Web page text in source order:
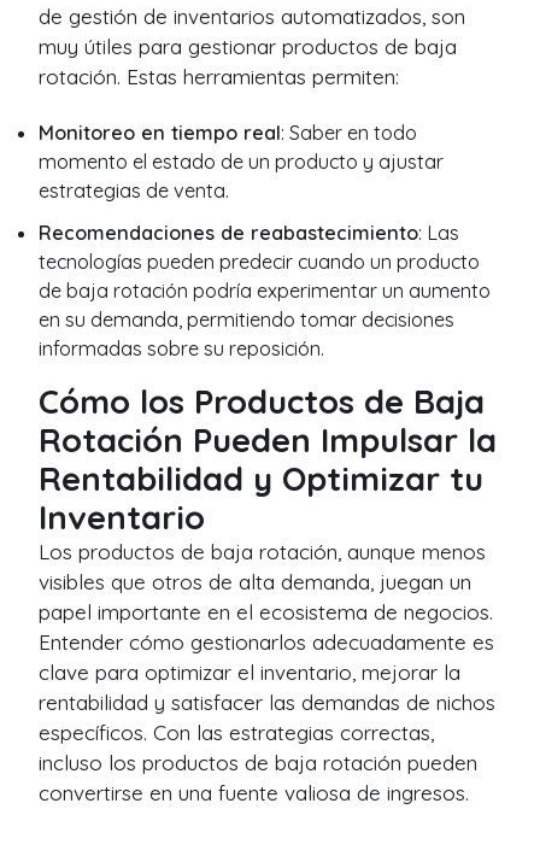
de gestión de inventarios automatizados, son
muy útiles para gestionar productos de baja
rotación. Estas herramientas permiten:
Monitoreo en tiempo real: Saber en todo
momento el estado de un producto y ajustar
estrategias de venta.
Recomendaciones de reabastecimiento: Las
tecnologías pueden predecir cuando un producto
de baja rotación podría experimentar un aumento
en su demanda, permitiendo tomar decisiones
informadas sobre su reposición.
Cómo los Productos de Baja
Rotación Pueden Impulsar la
Rentabilidad y Optimizar tu
Inventario
Los productos de baja rotación, aunque menos
visibles que otros de alta demanda, juegan un
papel importante en el ecosistema de negocios.
Entender cómo gestionarlos adecuadamente es
clave para optimizar el inventario, mejorar la
rentabilidad y satisfacer las demandas de nichos
específicos. Con las estrategias correctas,
incluso los productos de baja rotación pueden
convertirse en una fuente valiosa de ingresos.